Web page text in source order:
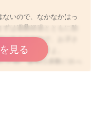
いので、なかなかはっ
は週数経過とともに胎
るようなので、お子さ
かと思いますよ。
た時、最初は週数に比べ
しまうのではないかと
して手術の予定を組む
すが、その次の健診に
見る